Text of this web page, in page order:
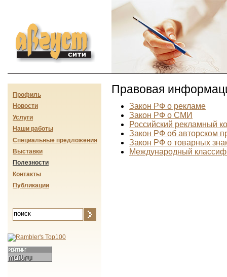
Август-сити
Правовая
Закон РФ о рекламе
Закон РФ о СМИ
Российский рекламный
Закон РФ об авторском
Закон РФ о товарных
Международный
Профиль
Новости
Услуги
Наши работы
Специальные предложения
Выставки
Полезности
Контакты
Публикации